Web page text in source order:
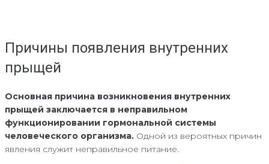
Причины появления внутренних
прыщей
Основная причина возникновения внутренних
прыщей заключается в неправильном
функционировании гормональной системы
человеческого организма. Одной из вероятных причин
явления служит неправильное питание.